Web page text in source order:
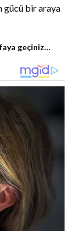
gücü bir araya
geçiniz…